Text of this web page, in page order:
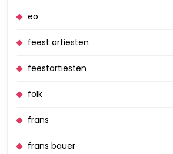
eo
feest artiesten
feestartiesten
folk
frans
frans bauer